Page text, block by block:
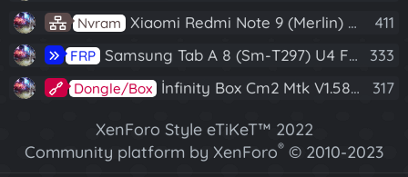
Nvram Xiaomi Redmi Note 9 (Merlin) Nvram Yedeği Fix Nv By Dft Pro 411
FRP Samsung Tab A 8 (Sm-T297) U4 Frp Reset 333
Dongle/Box İnfinity Box Cm2 Mtk V1.58 Full Kurulum+Crack 317
XenForo Style eTiKeT™ 2022
Community platform by XenForo® © 2010-2023